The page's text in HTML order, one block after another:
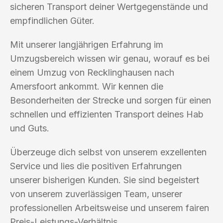
sicheren Transport deiner Wertgegenstände und
empfindlichen Güter.
Mit unserer langjährigen Erfahrung im
Umzugsbereich wissen wir genau, worauf es bei
einem Umzug von Recklinghausen nach
Amersfoort ankommt. Wir kennen die
Besonderheiten der Strecke und sorgen für einen
schnellen und effizienten Transport deines Hab
und Guts.
Überzeuge dich selbst von unserem exzellenten
Service und lies die positiven Erfahrungen
unserer bisherigen Kunden. Sie sind begeistert
von unserem zuverlässigen Team, unserer
professionellen Arbeitsweise und unserem fairen